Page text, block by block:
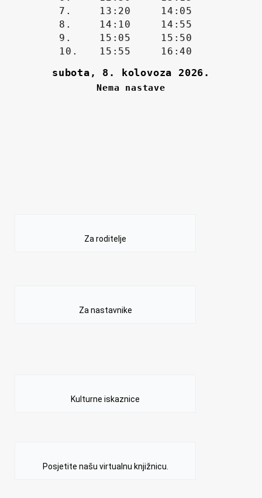
Za roditelje
Za nastavnike
Kulturne iskaznice
Posjetite našu virtualnu knjižnicu.